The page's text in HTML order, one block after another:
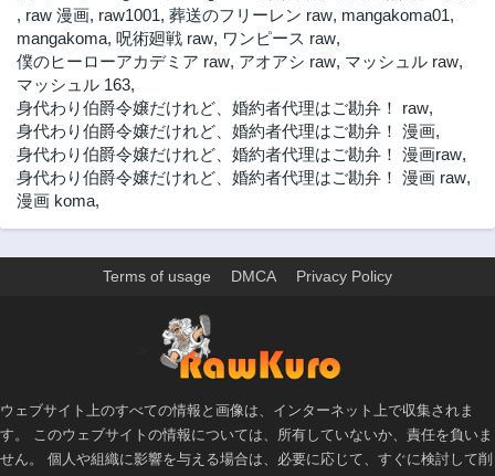
, raw 漫画, raw1001, 葬送のフリーレン raw, mangakoma01,
mangakoma, 呪術廻戦 raw, ワンピース raw,
僕のヒーローアカデミア raw, アオアシ raw, マッシュル raw,
マッシュル 163,
身代わり伯爵令嬢だけれど、婚約者代理はご勘弁！ raw,
身代わり伯爵令嬢だけれど、婚約者代理はご勘弁！ 漫画,
身代わり伯爵令嬢だけれど、婚約者代理はご勘弁！ 漫画raw,
身代わり伯爵令嬢だけれど、婚約者代理はご勘弁！ 漫画 raw,
漫画 koma,
Terms of usage DMCA Privacy Policy
ウェブサイト上のすべての情報と画像は、インターネット上で収集されま
す。 このウェブサイトの情報については、所有していないか、責任を負いま
せん。 個人や組織に影響を与える場合は、必要に応じて、すぐに検討して削